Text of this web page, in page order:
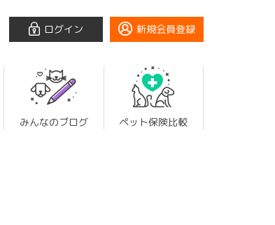
ログイン 新規会員登録
みんなのブログ ペット保険比較